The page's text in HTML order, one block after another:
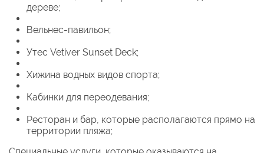
дереве;
Вельнес-павильон;
Утес Vetiver Sunset Deck;
Хижина водных видов спорта;
Кабинки для переодевания;
Ресторан и бар, которые располагаются прямо на
территории пляжа;